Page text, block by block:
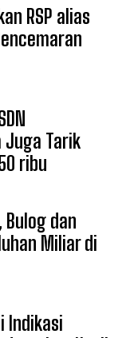
RSP alias
Juga Tarik
ribu
Bulog dan
Miliar di
Indikasi